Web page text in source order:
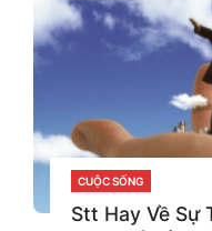
CATEGORIES
CUỘC SỐNG
Stt Hay Về Sự